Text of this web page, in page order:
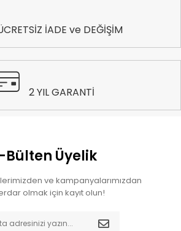
İADE ve DEĞİŞİM
2 YIL GARANTİ
Bülten Üyelik
ve kampanyalarımızdan
olmak için kayıt olun!